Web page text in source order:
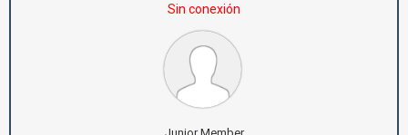
Sin conexión